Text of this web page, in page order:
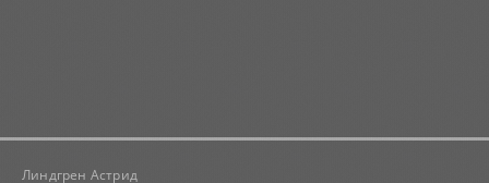
Линдгрен Астрид